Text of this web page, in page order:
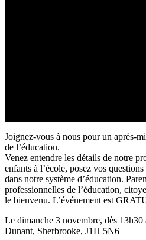
Joignez-vous à nous pour un après-
de l’éducation.
Venez entendre les détails de notre
enfants à l’école, posez vos
dans notre système d’éducation.
professionnelles de l’éducation,
le bienvenu. L’événement est
Le dimanche 3 novembre, dès
Dunant, Sherbrooke, J1H 5N6